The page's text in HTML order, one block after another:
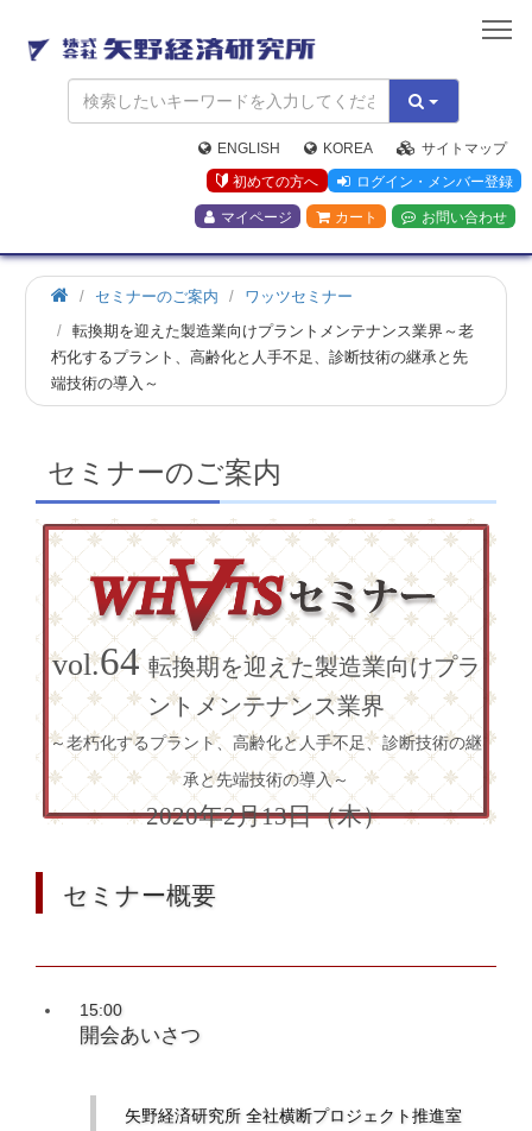
矢
野
経
済
研
究
所
ENGLISH KOREA
サイトマップ
初めての方へ
ログイン・メンバー登録
マイページ カート お問い合わせ
ホ
ー
ム
セミナーのご案内
ワッツセミナー
転換期を迎えた製造業向けプラントメンテナンス業界～老
朽化するプラント、高齢化と人手不足、診断技術の継承と先
端技術の導入～
セミナーのご案内
vol.64 転換期を迎えた製造業向けプラ
ントメンテナンス業界
～老朽化するプラント、高齢化と人手不足、診断技術の継
承と先端技術の導入～
2020年2月13日（木）
セミナー概要
15:00
開会あいさつ
矢野経済研究所 全社横断プロジェクト推進室